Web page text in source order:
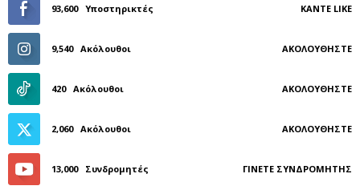
93,600 Υποστηρικτές ΚΆΝΤΕ LIKE
9,540 Ακόλουθοι ΑΚΟΛΟΥΘΉΣΤΕ
420 Ακόλουθοι ΑΚΟΛΟΥΘΉΣΤΕ
2,060 Ακόλουθοι ΑΚΟΛΟΥΘΉΣΤΕ
13,000 Συνδρομητές ΓΊΝΕΤΕ ΣΥΝΔΡΟΜΗΤΉΣ